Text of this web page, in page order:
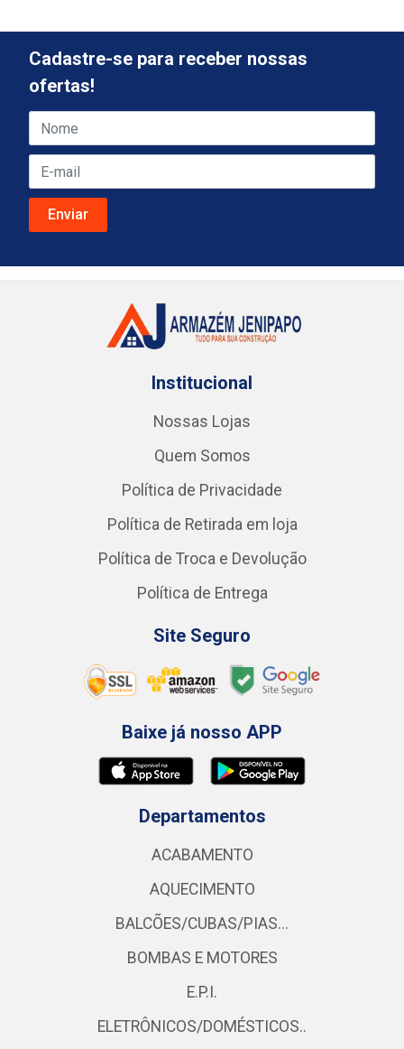
Cadastre-se para receber nossas
ofertas!
Institucional
Nossas Lojas
Quem Somos
Política de Privacidade
Política de Retirada em loja
Política de Troca e Devolução
Política de Entrega
Site Seguro
Baixe já nosso APP
Departamentos
ACABAMENTO
AQUECIMENTO
BALCÕES/CUBAS/PIAS...
BOMBAS E MOTORES
E.P.I.
ELETRÔNICOS/DOMÉSTICOS..